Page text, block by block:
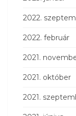
2022.
2022. február
2021.
2021. október
2021.